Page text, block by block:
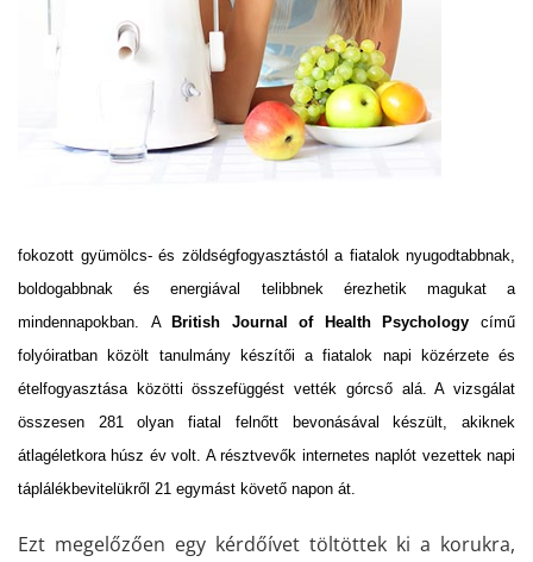
fokozott gyümölcs- és zöldségfogyasztástól a fiatalok nyugodtabbnak,
boldogabbnak és energiával telibbnek érezhetik magukat a
mindennapokban. ABritish Journal of Health Psychology című
folyóiratban közölt tanulmány készítői a fiatalok napi közérzete és
ételfogyasztása közötti összefüggést vették górcső alá. A vizsgálat
összesen 281 olyan fiatal felnőtt bevonásával készült, akiknek
átlagéletkora húsz év volt. A résztvevők internetes naplót vezettek napi
táplálékbevitelükről 21 egymást követő napon át.
Ezt megelőzően egy kérdőívet töltöttek ki a korukra,